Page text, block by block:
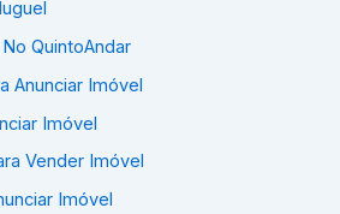
QuintoAndar
Anunciar Imóvel
Imóvel
Vender Imóvel
Imóvel